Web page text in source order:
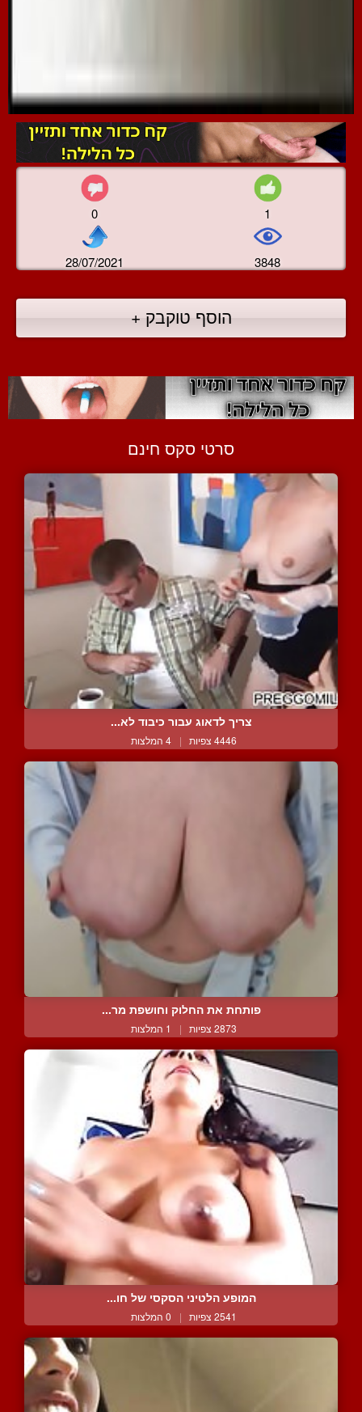
0 1
28/07/2021 3848
הוסף טוקבק +
סרטי סקס חינם
צריך לדאוג עבור כיבוד לא...
4446 צפיות | 4 המלצות
פותחת את החלוק וחושפת מר...
2873 צפיות | 1 המלצות
המופע הלטיני הסקסי של חו...
2541 צפיות | 0 המלצות